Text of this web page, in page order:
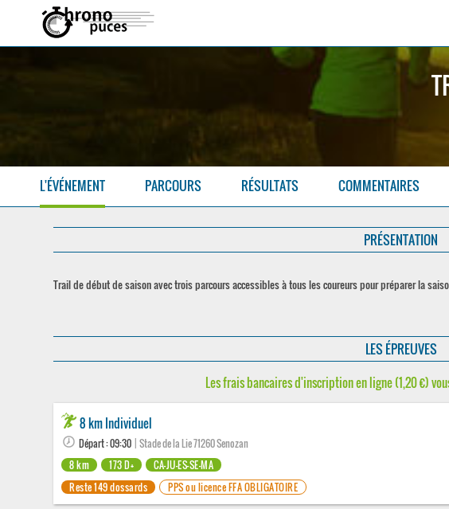
L'ÉVÉNEMENT PARCOURS RÉSULTATS COMMENTAIRES
PRÉSENTATION
Trail de début de saison avec trois parcours accessibles à tous les coureurs pour préparer la
LES ÉPREUVES
Les frais bancaires d'inscription en ligne (1,20 €)
8 km Individuel
Départ : 09:30 | Stade de la Lie 71260 Senozan
8 km
173 D+
CA-JU-ES-SE-MA
Reste 149 dossards
PPS ou licence FFA OBLIGATOIRE